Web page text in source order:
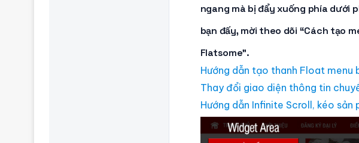
ngang mà bị đẩy xuống phía dưới
bạn đấy, mời theo dõi “Cách tạo
Flatsome”.
Hướng dẫn tạo thanh Float menu
Thay đổi giao diện thông tin
Hướng dẫn Infinite Scroll, kéo